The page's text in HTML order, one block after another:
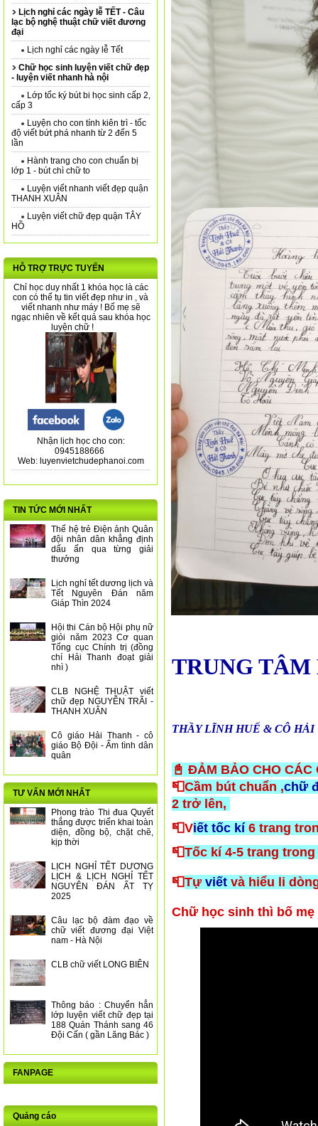
Lịch nghỉ các ngày lễ TẾT - Câu
lạc bộ nghệ thuật chữ viết đương
đại
Lịch nghỉ các ngày lễ Tết
Chữ học sinh luyện viết chữ đẹp
- luyện viết nhanh hà nội
Lớp tốc ký bút bi học sinh cấp 2,
cấp 3
Luyện cho con tính kiên trì - tốc
độ viết bứt phá nhanh từ 2 đến 5
lần
Hành trang cho con chuẩn bị
lớp 1 - bút chì chữ to
Luyện viết nhanh viết đẹp quận
THANH XUÂN
Luyện viết chữ đẹp quận TÂY
HỒ
HỖ TRỢ TRỰC TUYẾN
Chỉ học duy nhất 1 khóa học là các
con có thể tụ tin viết đẹp như in , và
viết nhanh như máy ! Bố mẹ sẽ
ngạc nhiên về kết quả sau khóa học
luyện chữ !
Nhận lịch học cho con:
0945188666
Web: luyenvietchudephanoi.com
TIN TỨC MỚI NHẤT
Thế hệ trẻ Điện ảnh Quân
đội nhân dân khẳng định
dấu ấn qua từng giải
thưởng
Lịch nghỉ tết dương lịch và
Tết Nguyên Đán năm
Giáp Thìn 2024
Hội thi Cán bộ Hội phụ nữ
giỏi năm 2023 Cơ quan
Tổng cục Chính trị (đồng
chí Hải Thanh đoạt giải
nhì )
CLB NGHỆ THUẬT viết
chữ đẹp NGUYỄN TRÃI -
THANH XUÂN
Cô giáo Hải Thanh - cô
giáo Bộ Đội - Ấm tình dân
quân
TƯ VẤN MỚI NHẤT
Phong trào Thi đua Quyết
thắng được triển khai toàn
diện, đồng bộ, chặt chẽ,
kịp thời
LỊCH NGHỈ TẾT DƯƠNG
LỊCH & LỊCH NGHỈ TẾT
NGUYÊN ĐÁN ẤT TỴ
2025
Câu lạc bộ đàm đạo về
chữ viết đương đại Việt
nam - Hà Nội
CLB chữ viết LONG BIÊN
Thông báo : Chuyển hẳn
lớp luyện viết chữ đẹp tại
188 Quán Thánh sang 46
Đội Cấn ( gần Lăng Bác )
FANPAGE
Quảng cáo
TRUNG
THẦY LĨNH HUẾ & CÔ HẢI
📓 ĐẢM BẢO CHO CÁC
📮Cầm bút chuẩn ,chữ
2 trở lên,
📮Viết tốc kí6 trang
📮Tốc kí 4-5 trang
📮Tựviết và hiểu li
Chữ học sinh thì bố mẹ